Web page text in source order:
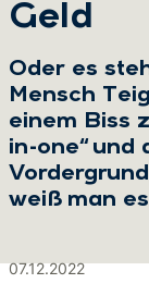
Geld
Oder es
Mensch
einem Biss
in-one“ und
weiß man
07.12.2022